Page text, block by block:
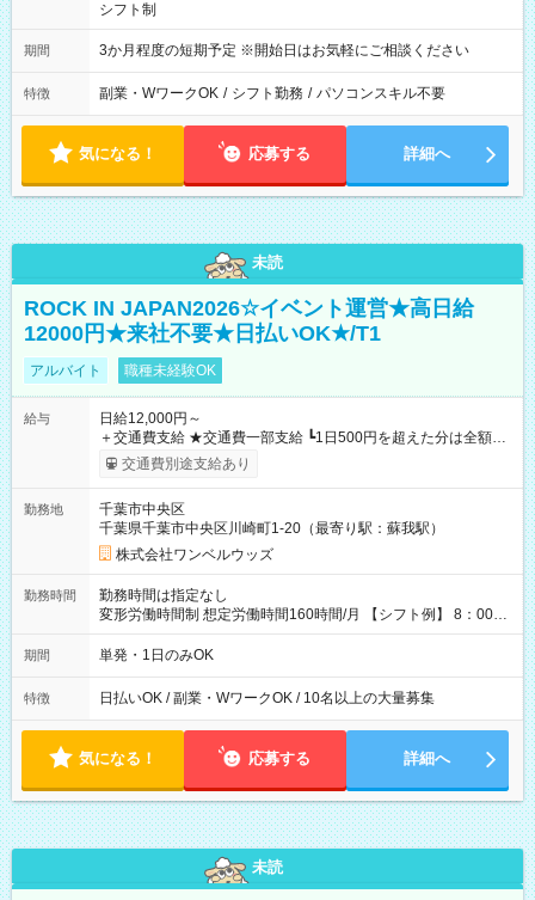
シフト制
期間 3か月程度の短期予定 ※開始日はお気軽にご相談ください
特徴 副業・WワークOK / シフト勤務 / パソコンスキル不要
気になる！ 応募する 詳細へ
未読
ROCK IN JAPAN2026☆イベント運営★高日給
12000円★来社不要★日払いOK★/T1
アルバイト 職種未経験OK
給与
日給12,000円～
＋交通費支給 ★交通費一部支給 ┗1日500円を超えた分は全額支
給！ ※往復500円以内の方は自己負担となります ★日払いOK！
（規定あり） ┗働いたその日に現金GET♪ お仕事後はコンビニ
なし
交通費別途支給あり
勤務地
千葉市中央区
千葉県千葉市中央区川崎町1-20（最寄り駅：蘇我駅）
株式会社ワンベルウッズ
勤務時間
勤務時間は指定なし
変形労働時間制 想定労働時間160時間/月 【シフト例】 8：00～
17：00 9：00～19：00 10：00～20：00 10：30～19：30
期間 単発・1日のみOK
特徴 日払いOK / 副業・WワークOK / 10名以上の大量募集
気になる！ 応募する 詳細へ
未読